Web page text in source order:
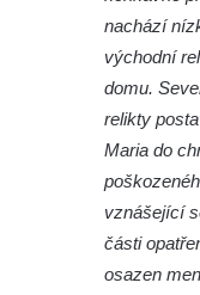
nachází
východní
domu.
relikty
Maria do
vznášející
části
osazen